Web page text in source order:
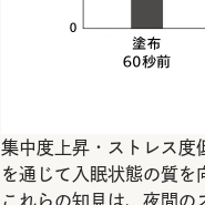
集中度上昇・ストレス度
を通じて入眠状態の質を
これらの知見は、夜間の